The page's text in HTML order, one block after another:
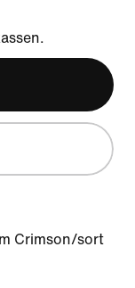
Crimson/sort